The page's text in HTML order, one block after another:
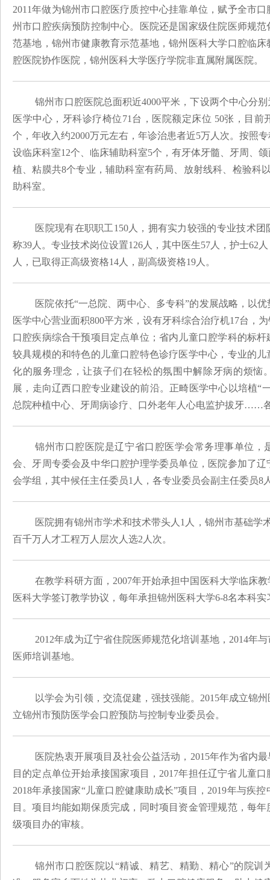
3
2011年做为锦州市口腔医疗质控中心挂靠单位，赋予全市口
州市口腔疾病预防控制中心。医院还是国家级住院医师规
范基地，锦州市健康教育示范基地，锦州医科大学口腔临
腔医院协作医院，锦州医科大学医疗学院非直属附属医院。
锦州市口腔医院总面积近4000平米，下设两个中心分
医学中心，牙科诊疗椅位71台，医院额定床位 50张，目前
个，年收入约2000万元左右， 年诊治患者近5万人次。 按照
设临床科室12个、临床辅助科室5个 ， 有牙体牙髓、牙周、
植、粘膜共8个专业，辅助科室有药局、放射线科、检验科
助科室。
医院现有在职职工150人，拥有实力较强的专业技术
称39人。 专业技术岗位设置126人，其中医生57人，护士62
人，已取得正高级资格14 人，副高级资格19人。
医院依托“一总院、两中心、多专科”的发展战略，以
医学中心营业面积800平方米，设有牙科综合治疗机17台 ，
口腔疾病综合干预项目定点单位；省内儿童口腔学科的标
较具规模的和特色的儿童口腔特色诊疗医学中心，专业的
化的服务理念，让孩子们在轻松的氛围中解除牙病的烦恼
展，走向辽西口腔专业建设的前沿。 正畸医学中心以培植“
总院种植中心、牙周病诊疗、口外老年人心电监护拔牙……
锦州市口腔医院是辽宁省口腔医学会常务理事单位，
会、牙周专委会及中华口腔护理学委员单位，医院参加了
会学组，其中候任主任委员1人，各专业委员会副主任委员8
医院拥有锦州市学术和技术带头人 1人，锦州市基础学
百千万人才工程万人层次人选2人次。
在教学科研方面，2007年开始承担中国医科大学临床
医科大学签订教学协议，每年承担锦州医科大学6-8名本科实
2012年成为辽宁省住院医师规范化培训基地，2014年
医师培训基地。
以学会为引领，交流促建，强技强能。 2015年成立锦
立锦州市预防医学会口腔预防与控制专业委员会。
医院热衷开展项目及社会公益活动，2015年作为省内
目的定点单位开始承接国家项目，2017年担任辽宁省儿童
2018年承接国家“儿童口腔健康助成长”项目，2019年与疾
目。项目均能如期保质完成，同时项目资金管理规范，每
级项目办的审核。
锦州市口腔医院以“精诚、精艺、精勤、精心”的院训